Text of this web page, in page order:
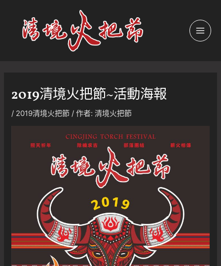
2019清境火把節~活動海報
/ 2019清境火把節 / 作者:清境火把節